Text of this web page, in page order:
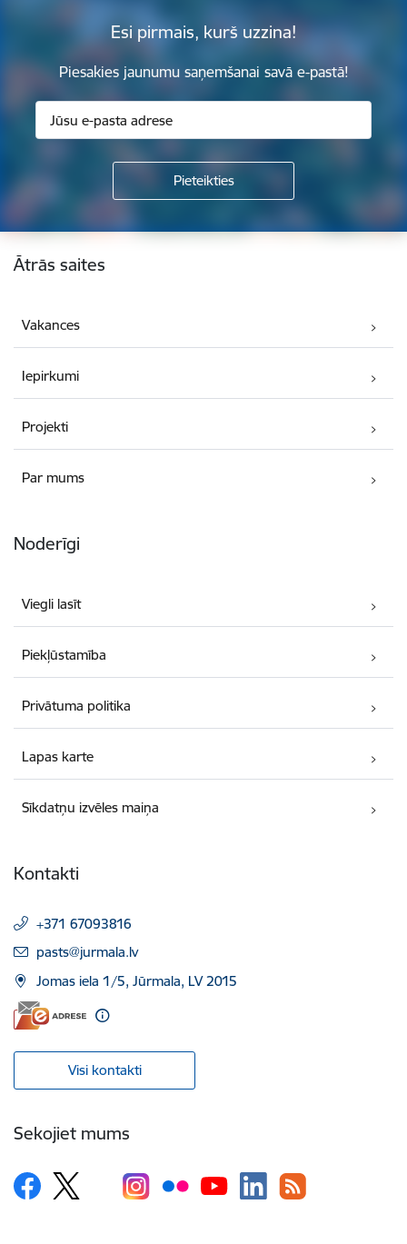
Esi pirmais, kurš uzzina!
Piesakies jaunumu saņemšanai savā e-pastā!
Kājene
Ātrās saites
Vakances
Iepirkumi
Projekti
Par mums
Noderīgi
Viegli lasīt
Piekļūstamība
Privātuma politika
Lapas karte
Sīkdatņu izvēles maiņa
Kontakti
+371 67093816
E-pasts:
pasts@jurmala.lv
Jomas iela 1/5, Jūrmala, LV 2015
Visi kontakti
Sekojiet mums